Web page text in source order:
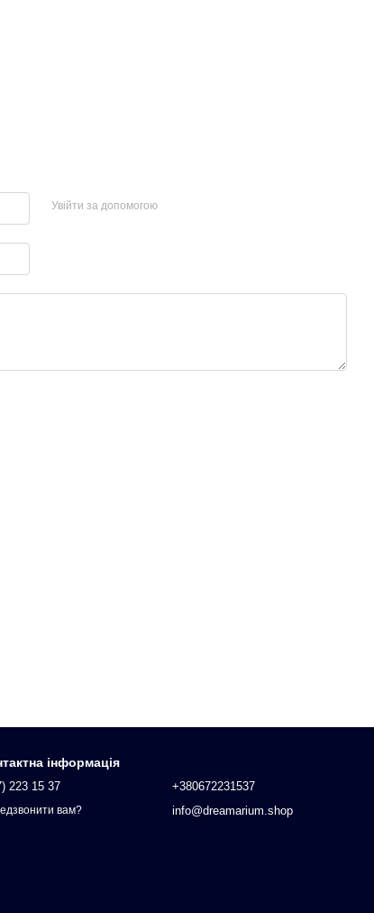
Увійти за допомогою
інформація
223 15 37
вам?
+380672231537
info@dreamarium.shop